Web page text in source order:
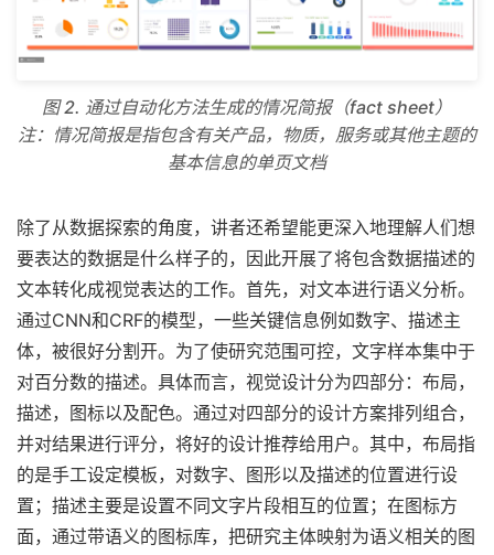
图 2. 通过自动化方法生成的情况简报（fact sheet）
注：情况简报是指包含有关产品，物质，服务或其他主题的
基本信息的单页文档
除了从数据探索的角度，讲者还希望能更深入地理解人们想
要表达的数据是什么样子的，因此开展了将包含数据描述的
文本转化成视觉表达的工作。首先，对文本进行语义分析。
通过CNN和CRF的模型，一些关键信息例如数字、描述主
体，被很好分割开。为了使研究范围可控，文字样本集中于
对百分数的描述。具体而言，视觉设计分为四部分：布局，
描述，图标以及配色。通过对四部分的设计方案排列组合，
并对结果进行评分，将好的设计推荐给用户。其中，布局指
的是手工设定模板，对数字、图形以及描述的位置进行设
置；描述主要是设置不同文字片段相互的位置；在图标方
面，通过带语义的图标库，把研究主体映射为语义相关的图